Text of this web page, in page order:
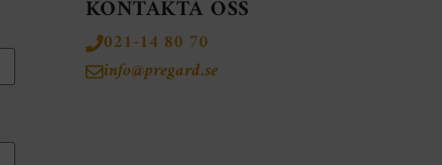
KONTAKTA OSS
021-14 80 70
info@pregard.se